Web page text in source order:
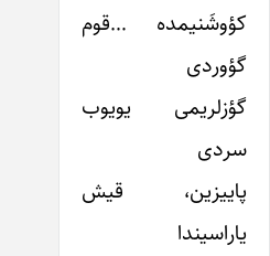
کؤوشَنیمده …قوم
گؤوردی
گؤزلریمی یویوب
سردی
پاییزین، قیش
یاراسیندا